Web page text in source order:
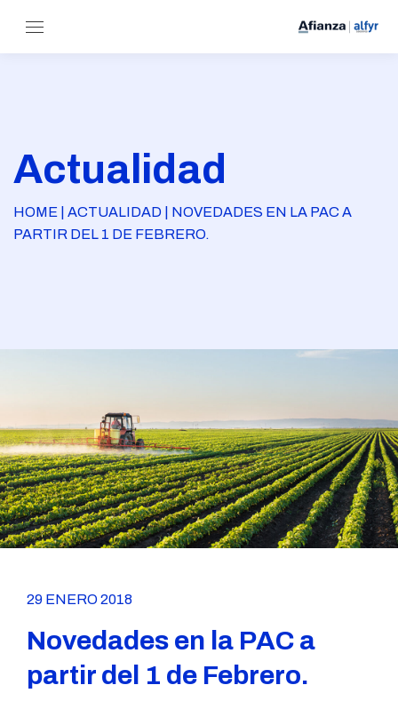
Actualidad
HOME | ACTUALIDAD | NOVEDADES EN LA PAC A
PARTIR DEL 1 DE FEBRERO.
29 ENERO 2018
Novedades en la PAC a
partir del 1 de Febrero.